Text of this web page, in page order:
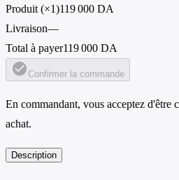
Produit (×1)119 000 DA
Livraison—
Total à payer119 000 DA
check_circle Confirmer la commande
En commandant, vous acceptez d'être
achat.
Description